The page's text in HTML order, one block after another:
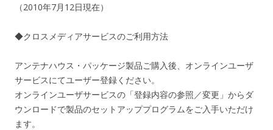
（2010年7月12日現在）
◆クロスメディアサービスのご利用方法
アンテナハウス・パッケージ製品ご購入後、オンラインユーザ
サービスにてユーザー登録ください。
オンラインユーザサービスの「登録内容の参照／変更」からダ
ウンロードで製品のセットアッププログラムをご入手いただけ
ます。